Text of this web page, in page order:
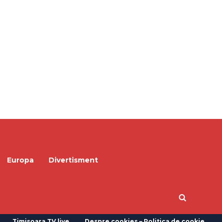
Europa
Divertisment